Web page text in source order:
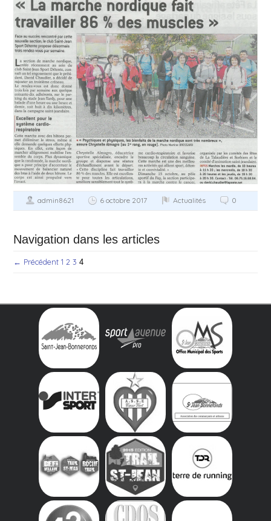
admin8621 6 octobre 2017 Actualités 0
Navigation dans les articles
← Précédent 1 2 3 4